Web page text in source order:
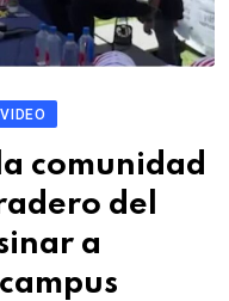
VIDEO
comunidad
del
a